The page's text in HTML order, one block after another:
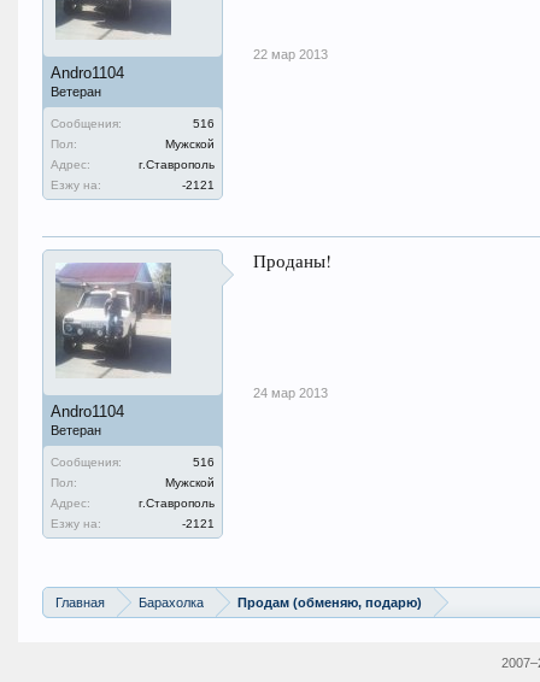
Andro1104
Ветеран
Сообщения:
516
Пол:
Мужской
Адрес:
г.Ставрополь
Езжу на:
-2121
22 мар 2013
Andro1104
Ветеран
Сообщения:
516
Пол:
Мужской
Адрес:
г.Ставрополь
Езжу на:
-2121
Проданы!
24 мар 2013
Главная Барахолка Продам (обменяю, подарю)
2007–